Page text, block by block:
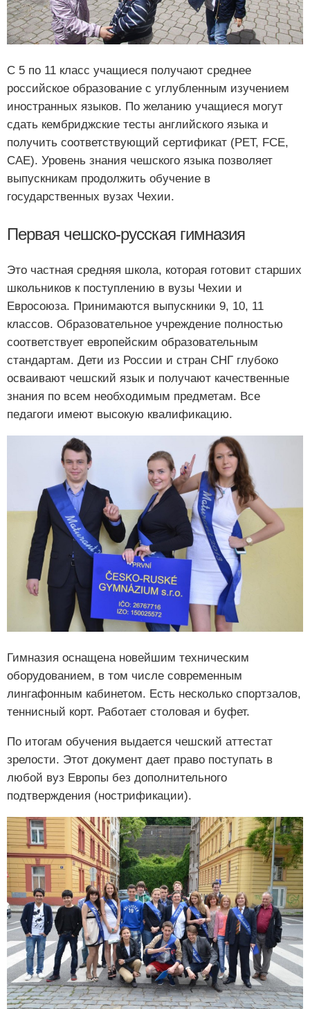
С 5 по 11 класс учащиеся получают среднее
российское образование с углубленным изучением
иностранных языков. По желанию учащиеся могут
сдать кембриджские тесты английского языка и
получить соответствующий сертификат (PET, FCE,
CAE). Уровень знания чешского языка позволяет
выпускникам продолжить обучение в
государственных вузах Чехии.
Первая чешско-русская гимназия
Это частная средняя школа, которая готовит старших
школьников к поступлению в вузы Чехии и
Евросоюза. Принимаются выпускники 9, 10, 11
классов. Образовательное учреждение полностью
соответствует европейским образовательным
стандартам. Дети из России и стран СНГ глубоко
осваивают чешский язык и получают качественные
знания по всем необходимым предметам. Все
педагоги имеют высокую квалификацию.
Гимназия оснащена новейшим техническим
оборудованием, в том числе современным
лингафонным кабинетом. Есть несколько спортзалов,
теннисный корт. Работает столовая и буфет.
По итогам обучения выдается чешский аттестат
зрелости. Этот документ дает право поступать в
любой вуз Европы без дополнительного
подтверждения (нострификации).